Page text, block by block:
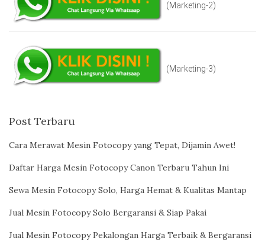
(Marketing-2)
(Marketing-3)
Post Terbaru
Cara Merawat Mesin Fotocopy yang Tepat, Dijamin Awet!
Daftar Harga Mesin Fotocopy Canon Terbaru Tahun Ini
Sewa Mesin Fotocopy Solo, Harga Hemat & Kualitas Mantap
Jual Mesin Fotocopy Solo Bergaransi & Siap Pakai
Jual Mesin Fotocopy Pekalongan Harga Terbaik & Bergaransi